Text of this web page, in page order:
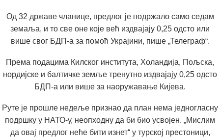
Од 32 државе чланице, предлог је подржало само седам
земаља, и то све оне које већ издвајају 0,25 одсто или
више свог БДП-а за помоћ Украјини, пише „Телеграф“.
Према подацима Килског института, Холандија, Пољска,
нордијске и балтичке земље тренутно издвајају 0,25 одсто
БДП-а или више за наоружавање Кијева.
Руте је прошле недеље признао да план нема једногласну
подршку у НАТО-у, неопходну да би био усвојен. „Мислим
да овај предлог неће бити изнет“ у турској престоници,